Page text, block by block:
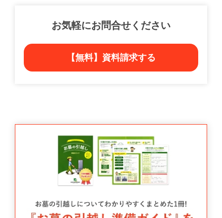
お気軽にお問合せください
【無料】資料請求する